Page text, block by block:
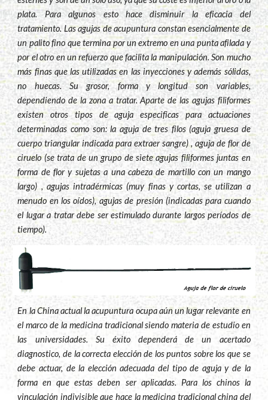
plata. Para algunos esto hace disminuir la eficacia del
tratamiento. Las agujas de acupuntura constan esencialmente de
un palito fino que termina por un extremo en una punta afilada y
por el otro en un refuerzo que facilita la manipulación. Son mucho
más finas que las utilizadas en las inyecciones y además sólidas,
no huecas. Su grosor, forma y longitud son variables,
dependiendo de la zona a tratar. Aparte de las agujas filiformes
existen otros tipos de aguja especificas para actuaciones
determinadas como son: la aguja de tres filos (aguja gruesa de
cuerpo triangular indicada para extraer sangre) , aguja de flor de
ciruelo (se trata de un grupo de siete agujas filiformes juntas en
forma de flor y sujetas a una cabeza de martillo con un mango
largo) , agujas intradérmicas (muy finas y cortas, se utilizan a
menudo en los oídos), agujas de presión (indicadas para cuando
el lugar a tratar debe ser estimulado durante largos períodos de
tiempo).
En la China actual la acupuntura ocupa aún un lugar relevante en
el marco de la medicina tradicional siendo materia de estudio en
las universidades. Su éxito dependerá de un acertado
diagnostico, de la correcta elección de los puntos sobre los que se
debe actuar, de la elección adecuada del tipo de aguja y de la
forma en que estas deben ser aplicadas. Para los chinos la
vinculación indivisible que hace la medicina tradicional china del